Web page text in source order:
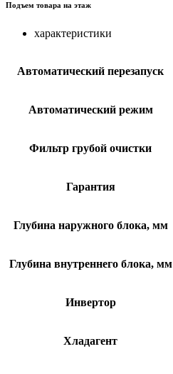
Подъем товара на этаж
характеристики
Автоматический перезапуск
Автоматический режим
Фильтр грубой очистки
Гарантия
Глубина наружного блока, мм
Глубина внутреннего блока, мм
Инвертор
Хладагент